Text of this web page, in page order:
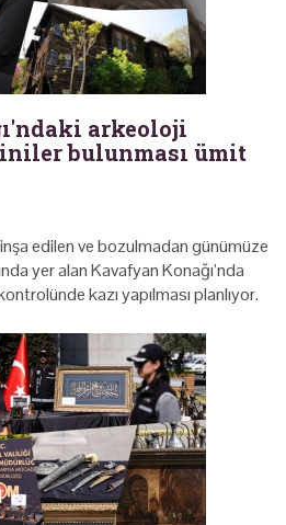
arkeoloji
bulunması ümit
edilen ve bozulmadan günümüze
yer alan Kavafyan Konağı’nda
kazı yapılması planlıyor.